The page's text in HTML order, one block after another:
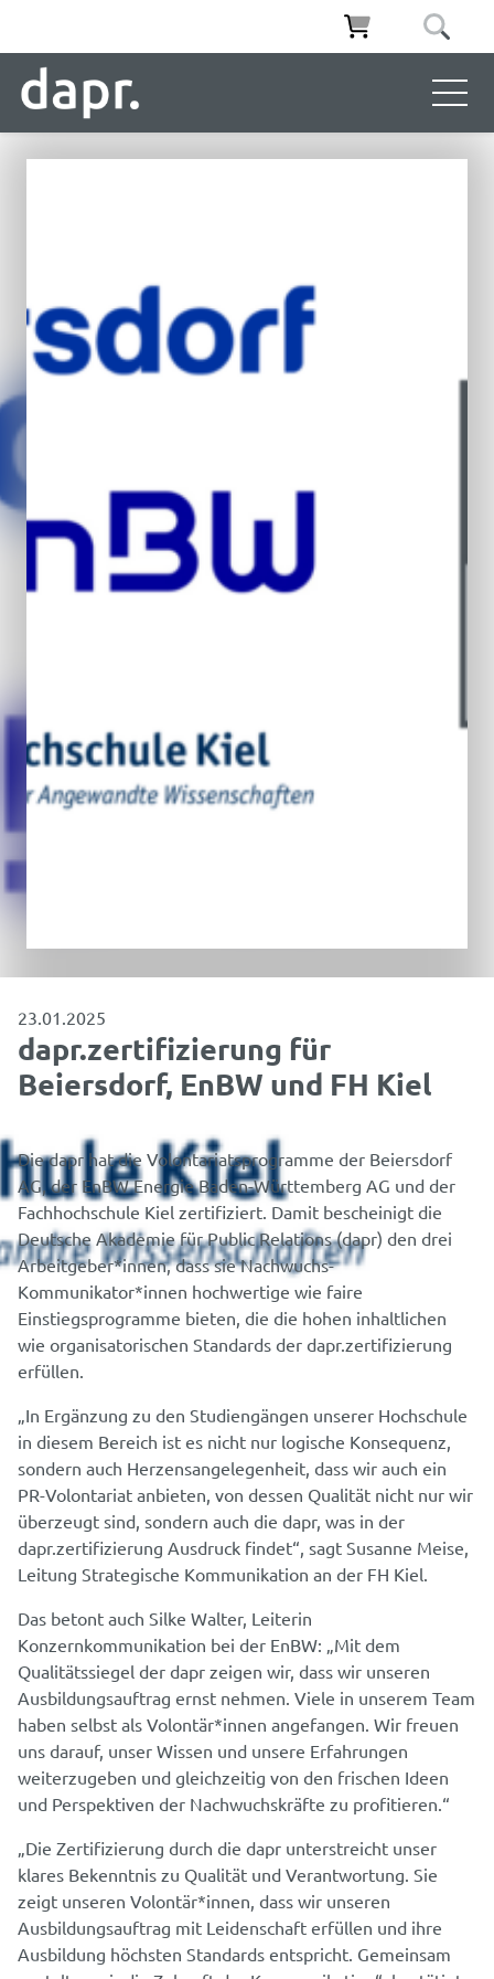
23.01.2025
dapr.zertifizierung für
Beiersdorf, EnBW und FH Kiel
Die dapr hat die Volontariatsprogramme der Beiersdorf
AG, der EnBW Energie Baden-Württemberg AG und der
Fachhochschule Kiel zertifiziert. Damit bescheinigt die
Deutsche Akademie für Public Relations (dapr) den drei
Arbeitgeber*innen, dass sie Nachwuchs-
Kommunikator*innen hochwertige wie faire
Einstiegsprogramme bieten, die die hohen inhaltlichen
wie organisatorischen Standards der dapr.zertifizierung
erfüllen.
„In Ergänzung zu den Studiengängen unserer Hochschule
in diesem Bereich ist es nicht nur logische Konsequenz,
sondern auch Herzensangelegenheit, dass wir auch ein
PR-Volontariat anbieten, von dessen Qualität nicht nur wir
überzeugt sind, sondern auch die dapr, was in der
dapr.zertifizierung Ausdruck findet“, sagt Susanne Meise,
Leitung Strategische Kommunikation an der FH Kiel.
Das betont auch Silke Walter, Leiterin
Konzernkommunikation bei der EnBW: „Mit dem
Qualitätssiegel der dapr zeigen wir, dass wir unseren
Ausbildungsauftrag ernst nehmen. Viele in unserem Team
haben selbst als Volontär*innen angefangen. Wir freuen
uns darauf, unser Wissen und unsere Erfahrungen
weiterzugeben und gleichzeitig von den frischen Ideen
und Perspektiven der Nachwuchskräfte zu profitieren.“
„Die Zertifizierung durch die dapr unterstreicht unser
klares Bekenntnis zu Qualität und Verantwortung. Sie
zeigt unseren Volontär*innen, dass wir unseren
Ausbildungsauftrag mit Leidenschaft erfüllen und ihre
Ausbildung höchsten Standards entspricht. Gemeinsam